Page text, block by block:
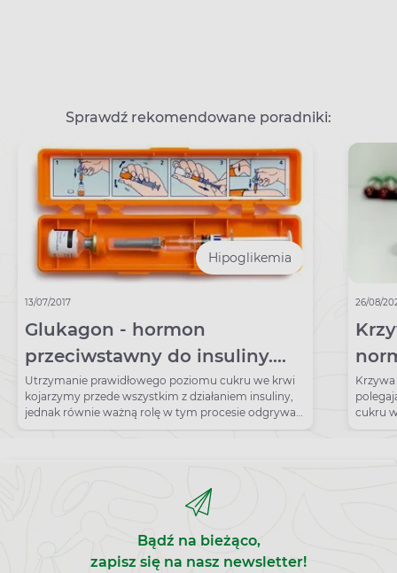
Sprawdź rekomendowane poradniki:
Hipoglikemia
13/07/2017
Glukagon - hormon
przeciwstawny do insuliny.
Jak podać glukagon?
Utrzymanie prawidłowego poziomu cukru we krwi
kojarzymy przede wszystkim z działaniem insuliny,
jednak równie ważną rolę w tym procesie odgrywa
glukagon.
26/08/
cukru
Bądź na bieżąco,
zapisz się na nasz newsletter!